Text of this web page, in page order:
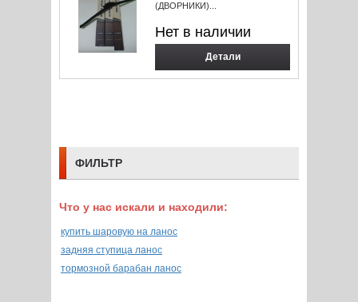
(ДВОРНИКИ)...
Нет в наличии
Детали
ФИЛЬТР
Что у нас искали и находили:
купить шаровую на ланос
задняя ступица ланос
тормозной барабан ланос